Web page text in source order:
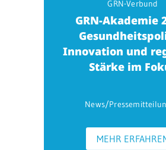
GRN-Verbund
GRN-Akademie
Innovation und
Stärke im
News/
MEHR